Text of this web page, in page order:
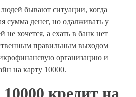
бывают ситуации, когда
сумма денег, но одалживать у
не хочется, а ехать в банк нет
правильным выходом
организацию и
на карту 10000.